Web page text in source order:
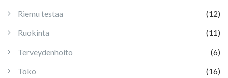
Riemu testaa
(12)
Ruokinta
(11)
Terveydenhoito
(6)
Toko
(16)